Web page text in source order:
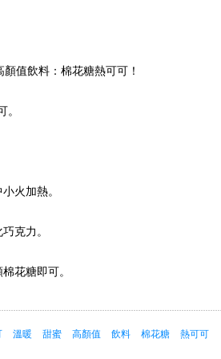
值飲料：棉花糖熱可可！
火加熱。
克力。
花糖即可。
溫暖 甜蜜 高顏值 飲料 棉花糖 熱可可